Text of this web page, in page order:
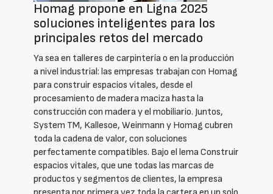
Homag propone en Ligna 2025
soluciones inteligentes para los
principales retos del mercado
Ya sea en talleres de carpintería o en la producción
a nivel industrial: las empresas trabajan con Homag
para construir espacios vitales, desde el
procesamiento de madera maciza hasta la
construcción con madera y el mobiliario. Juntos,
System TM, Kallesoe, Weinmann y Homag cubren
toda la cadena de valor, con soluciones
perfectamente compatibles. Bajo el lema Construir
espacios vitales, que une todas las marcas de
productos y segmentos de clientes, la empresa